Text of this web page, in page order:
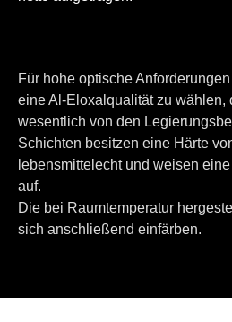
Für hohe optische
eine Al-Eloxalqualität zu wählen,
wesentlich von den
Schichten besitzen eine Härte
lebensmittelecht und weisen
auf.
Die bei Raumtemperatur
sich anschließend einfärben.